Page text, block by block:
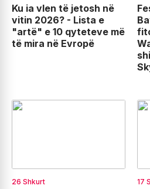
Ku ia vlen të jetosh në
vitin 2026? - Lista e
"artë" e 10 qyteteve më
të mira në Evropë
26 Shkurt 17